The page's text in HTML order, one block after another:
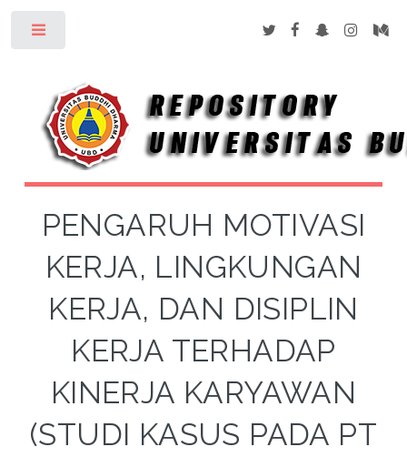
PENGARUH MOTIVASI
KERJA, LINGKUNGAN
KERJA, DAN DISIPLIN
KERJA TERHADAP
KINERJA KARYAWAN
(STUDI KASUS PADA PT